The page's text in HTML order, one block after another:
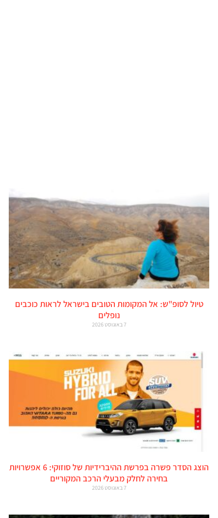
טיול לסופ"ש: אל המקומות הטובים בישראל לראות כוכבים
נופלים
7 באוגוסט 2026
הוצג הסדר פשרה בפרשת ההיברידיות של סוזוקי: 6 אפשרויות
בחירה לחלק מבעלי הרכב המקוריים
7 באוגוסט 2026